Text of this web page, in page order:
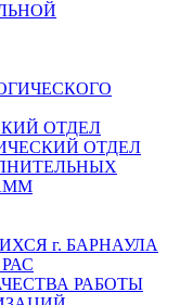
ОТДЕЛ
ОТДЕЛ
г. БАРНАУЛА
РАБОТЫ